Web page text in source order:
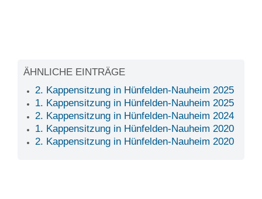
ÄHNLICHE EINTRÄGE
2. Kappensitzung in Hünfelden-Nauheim 2025
1. Kappensitzung in Hünfelden-Nauheim 2025
2. Kappensitzung in Hünfelden-Nauheim 2024
1. Kappensitzung in Hünfelden-Nauheim 2020
2. Kappensitzung in Hünfelden-Nauheim 2020